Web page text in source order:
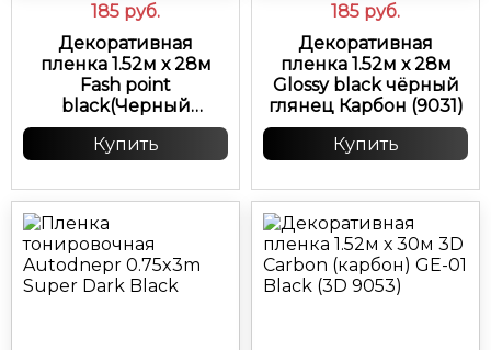
185 руб.
Декоративная
пленка 1.52м х 28м
Fash point
black(Черный
диамант)карбон TS-
03 9034
Купить
185 руб.
Декоративная
пленка 1.52м х 28м
Glossy black чёрный
глянец Карбон (9031)
Купить